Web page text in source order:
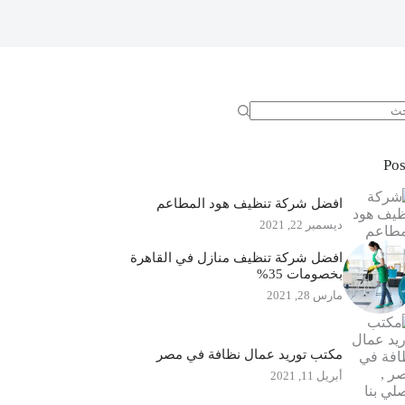
افضل شركة تنظيف هود المطاعم
ديسمبر 22, 2021
افضل شركة تنظيف منازل في القاهرة
بخصومات 35%
مارس 28, 2021
مكتب توريد عمال نظافة في مصر
أبريل 11, 2021